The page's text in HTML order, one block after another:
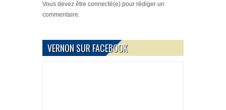
Vous devez être connecté(e) pour rédiger un
commentaire.
VERNON SUR FACEBOOK